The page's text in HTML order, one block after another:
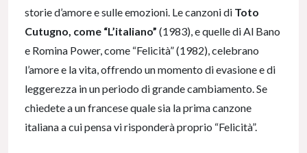
storie d’amore e sulle emozioni. Le canzoni di Toto
Cutugno, come “L’italiano” (1983), e quelle di Al Bano
e Romina Power, come “Felicità” (1982), celebrano
l’amore e la vita, offrendo un momento di evasione e di
leggerezza in un periodo di grande cambiamento. Se
chiedete a un francese quale sia la prima canzone
italiana a cui pensa vi risponderà proprio “Felicità”.